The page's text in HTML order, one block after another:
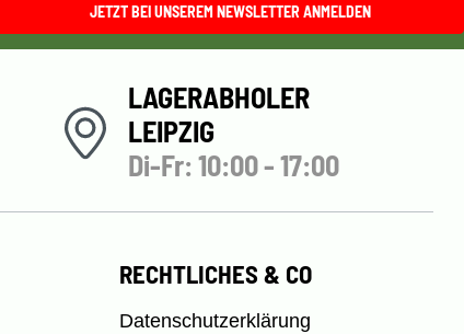
JETZT BEI UNSEREM NEWSLETTER ANMELDEN
LAGERABHOLER
LEIPZIG
Di-Fr: 10:00 - 17:00
RECHTLICHES & CO
Datenschutzerklärung